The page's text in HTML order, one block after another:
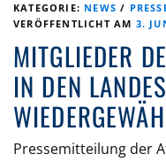
KATEGORIE: NEWS /
VERÖFFENTLICHT AM 3.
MITGLIEDER
IN DEN
Pressemitteilung der